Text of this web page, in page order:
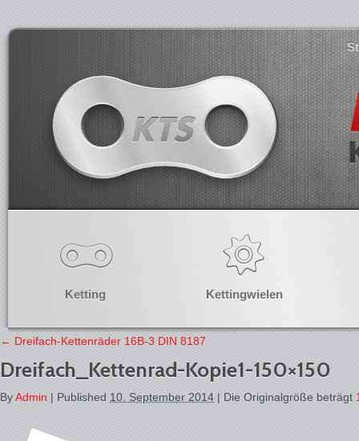
Ketting Kettingwielen
← Dreifach-Kettenräder 16B-3 DIN 8187
Dreifach_Kettenrad-Kopie1-150×150
ByAdmin | Published 10. September 2014 | Die Originalgröße beträgt